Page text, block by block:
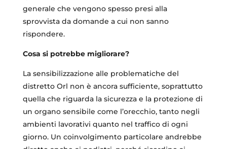
generale che vengono spesso presi alla
sprovvista da domande a cui non sanno
rispondere.
Cosa si potrebbe migliorare?
La sensibilizzazione alle problematiche del
distretto Orl non è ancora sufficiente, soprattutto
quella che riguarda la sicurezza e la protezione di
un organo sensibile come l’orecchio, tanto negli
ambienti lavorativi quanto nel traffico di ogni
giorno. Un coinvolgimento particolare andrebbe